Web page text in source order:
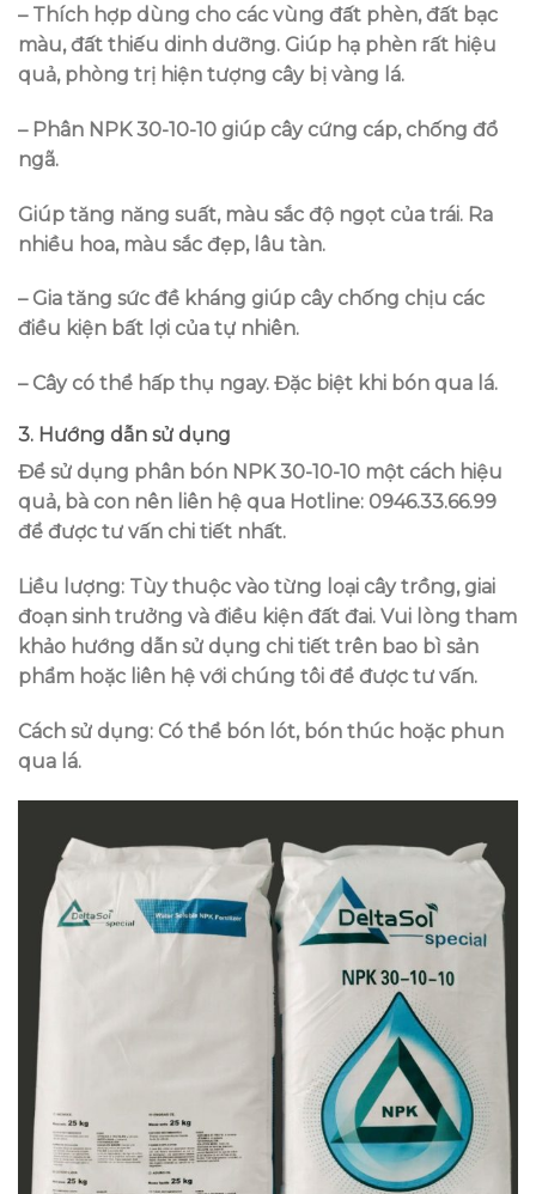
– Thích hợp dùng cho các vùng đất phèn, đất bạc
màu, đất thiếu dinh dưỡng. Giúp hạ phèn rất hiệu
quả, phòng trị hiện tượng cây bị vàng lá.
– Phân NPK 30-10-10 giúp cây cứng cáp, chống đổ
ngã.
Giúp tăng năng suất, màu sắc độ ngọt của trái. Ra
nhiều hoa, màu sắc đẹp, lâu tàn.
– Gia tăng sức đề kháng giúp cây chống chịu các
điều kiện bất lợi của tự nhiên.
– Cây có thể hấp thụ ngay. Đặc biệt khi bón qua lá.
3. Hướng dẫn sử dụng
Để sử dụng phân bón NPK 30-10-10 một cách hiệu
quả, bà con nên liên hệ qua Hotline: 0946.33.66.99
để được tư vấn chi tiết nhất.
Liều lượng: Tùy thuộc vào từng loại cây trồng, giai
đoạn sinh trưởng và điều kiện đất đai. Vui lòng tham
khảo hướng dẫn sử dụng chi tiết trên bao bì sản
phẩm hoặc liên hệ với chúng tôi để được tư vấn.
Cách sử dụng: Có thể bón lót, bón thúc hoặc phun
qua lá.